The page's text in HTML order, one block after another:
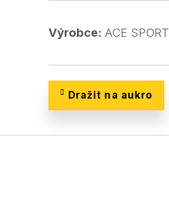
Výrobce: ACE SPORT
Dražit na aukro